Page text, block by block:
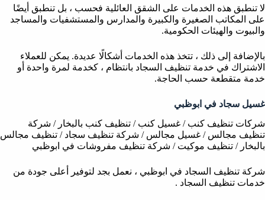
لا تنطبق هذه الخدمات على الشقق العائلية فحسب ، بل تنطبق أيضًا
على المكاتب الصغيرة والكبيرة والمدارس والمستشفيات والمساجد
والبيوت والهيئات الحكومية.
بالإضافة إلى ذلك ، تتخذ هذه الخدمات أشكالًا عديدة. يمكن للعملاء
الاشتراك في خدمة تنظيف السجاد بانتظام ، كخدمة لمرة واحدة أو
خدمة متقطعة حسب الحاجة.
غسيل سجاد في ابوظبي
شركات تنظيف كنب / غسيل كنب / تنظيف كنب بالبخار / شركة
تنظيف مجالس / غسيل مجالس / شركة تنظيف سجاد / تنظيف مجالس
بالبخار / تنظيف موكيت / شركة تنظيف مفروشات في ابوظبي
شركة تنظيف السجاد في ابوظبي ، نعمل بجد لتوفير أعلى جودة من
خدمات تنظيف السجاد .